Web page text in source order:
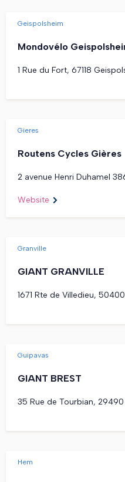
Geispolsheim
Mondovélo
1 Rue du Fort, 67118
Gieres
Routens Cycles Gières
2 avenue Henri Duhamel
Website
Granville
GIANT GRANVILLE
1671 Rte de Villedieu,
Guipavas
GIANT BREST
35 Rue de Tourbian,
Hem